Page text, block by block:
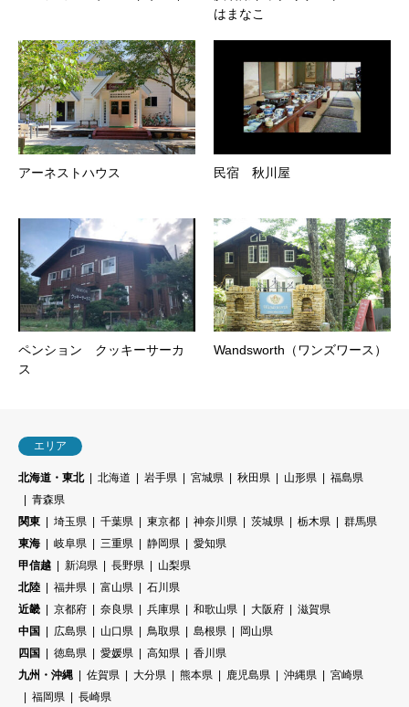
はまなこ
アーネストハウス 民宿 秋川屋
ペンション クッキーサーカ
ス
Wandsworth（ワンズワース）
エリア
北海道・東北 北海道 岩手県 宮城県 秋田県 山形県
福島県
青森県
関東
埼玉県 千葉県 東京都 神奈川県 茨城県 栃木県
群馬県
東海
岐阜県 三重県 静岡県
愛知県
甲信越
新潟県 長野県
山梨県
北陸
福井県 富山県
石川県
近畿
京都府 奈良県 兵庫県 和歌山県 大阪府
滋賀県
中国
広島県 山口県 鳥取県 島根県
岡山県
四国
徳島県 愛媛県 高知県
香川県
九州・沖縄
佐賀県 大分県 熊本県 鹿児島県 沖縄県
宮崎県
福岡県
長崎県